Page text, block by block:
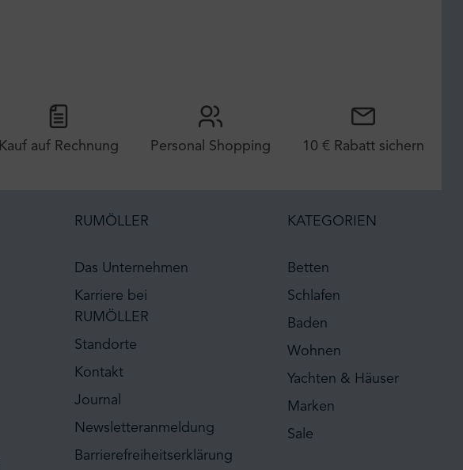
Kauf auf Rechnung Personal Shopping 10 € Rabatt sichern
RUMÖLLER
Das Unternehmen
Karriere bei
RUMÖLLER
Standorte
Kontakt
Journal
Newsletteranmeldung
Barrierefreiheitserklärung
KATEGORIEN
Betten
Schlafen
Baden
Wohnen
Yachten & Häuser
Marken
Sale